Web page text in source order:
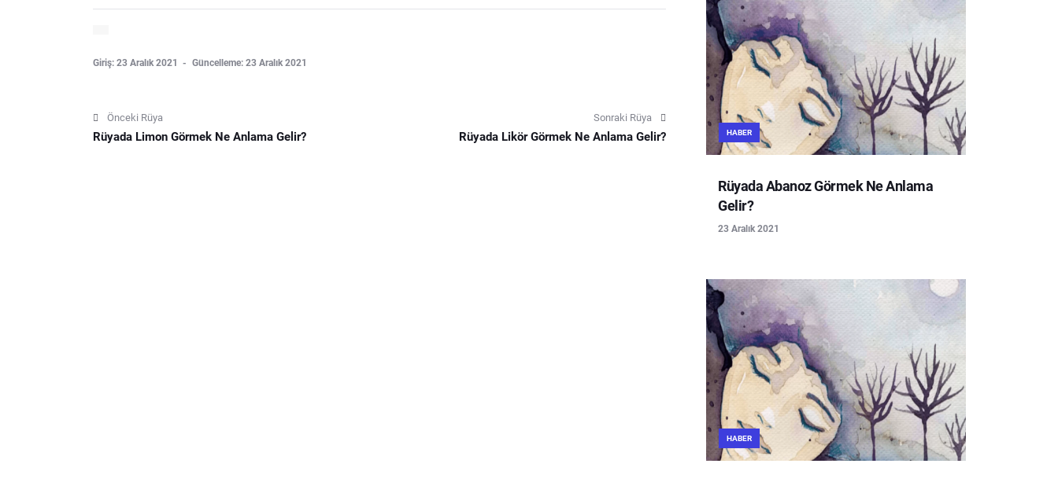
Giriş: 23 Aralık 2021 Güncelleme: 23 Aralık 2021
Önceki Rüya
Rüyada Limon Görmek Ne Anlama Gelir?
Sonraki Rüya
Rüyada Likör Görmek Ne Anlama Gelir? HABER
Rüyada Abanoz Görmek Ne Anlama
Gelir?
23 Aralık 2021
HABER